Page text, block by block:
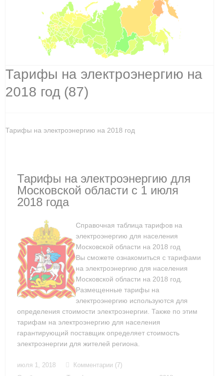
Тарифы на электроэнергию на
2018 год (87)
Тарифы на электроэнергию на 2018 год
Тарифы на электроэнергию для
Московской области с 1 июля
2018 года
Справочная таблица тарифов на
электроэнергию для населения
Московской области на 2018 год
Вы сможете ознакомиться с тарифами
на электроэнергию для населения
Московской области на 2018 год.
Размещенные тарифы на
электроэнергию используются для
определения стоимости электроэнергии. Также по этим
тарифам на электроэнергию для населения
гарантирующий поставщик определяет стоимость
электроэнергии для жителей региона.
июля 1, 2018
Комментарии (7)